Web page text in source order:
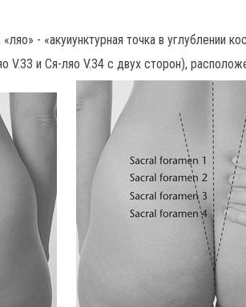
- «акуиунктурная точка в углублении
V.33 и Ся-ляо V.34 с двух сторон),